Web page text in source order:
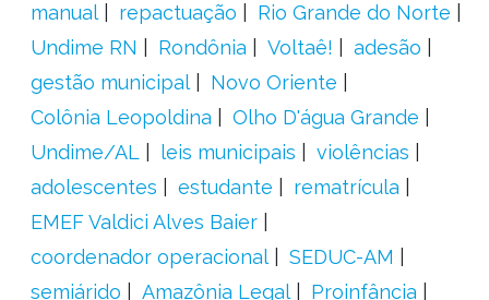
manual
repactuação
Rio Grande do Norte
Undime RN
Rondônia Voltaê!
adesão
gestão municipal
Novo Oriente
Colônia Leopoldina
Olho D'água Grande
Undime/AL
leis municipais
violências
adolescentes
estudante
rematrícula
EMEF Valdici Alves Baier
coordenador operacional
SEDUC-AM
semiárido
Amazônia Legal
Proinfância